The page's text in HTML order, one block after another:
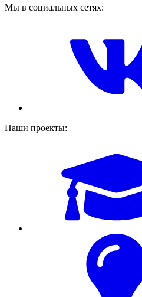
Мы в социальных сетях:
Наши проекты: